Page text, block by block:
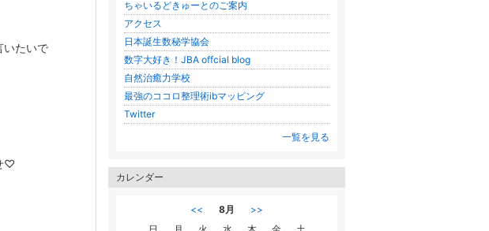
いたいで
♡
ちゃいるどきゅーとのご案内
アクセス
日本誕生数秘学協会
数字大好き！JBA offcial blog
自然治癒力学校
最強のココロ整理術ibマッピング
Twitter
一覧を見る
カレンダー
<< 8月
>>